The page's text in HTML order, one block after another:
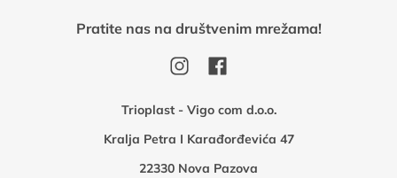
Trioplast - Vigo com d.o.o.
Kralja Petra I Karađorđevića 47
22330 Nova Pazova
Pratite nas na društvenim mrežama!